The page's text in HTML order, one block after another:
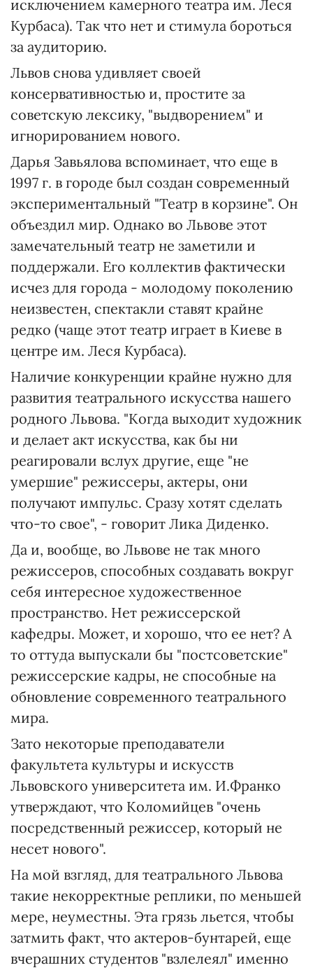
исключением камерного театра им. Леся
Курбаса). Так что нет и стимула бороться
за аудиторию.
Львов снова удивляет своей
консервативностью и, простите за
советскую лексику, "выдворением" и
игнорированием нового.
Дарья Завьялова вспоминает, что еще в
1997 г. в городе был создан современный
экспериментальный "Театр в корзине". Он
объездил мир. Однако во Львове этот
замечательный театр не заметили и
поддержали. Его коллектив фактически
исчез для города - молодому поколению
неизвестен, спектакли ставят крайне
редко (чаще этот театр играет в Киеве в
центре им. Леся Курбаса).
Наличие конкуренции крайне нужно для
развития театрального искусства нашего
родного Львова. "Когда выходит художник
и делает акт искусства, как бы ни
реагировали вслух другие, еще "не
умершие" режиссеры, актеры, они
получают импульс. Сразу хотят сделать
что-то свое", - говорит Лика Диденко.
Да и, вообще, во Львове не так много
режиссеров, способных создавать вокруг
себя интересное художественное
пространство. Нет режиссерской
кафедры. Может, и хорошо, что ее нет? А
то оттуда выпускали бы "постсоветские"
режиссерские кадры, не способные на
обновление современного театрального
мира.
Зато некоторые преподаватели
факультета культуры и искусств
Львовского университета им. И.Франко
утверждают, что Коломийцев "очень
посредственный режиссер, который не
несет нового".
На мой взгляд, для театрального Львова
такие некорректные реплики, по меньшей
мере, неуместны. Эта грязь льется, чтобы
затмить факт, что актеров-бунтарей, еще
вчерашних студентов "взлелеял" именно